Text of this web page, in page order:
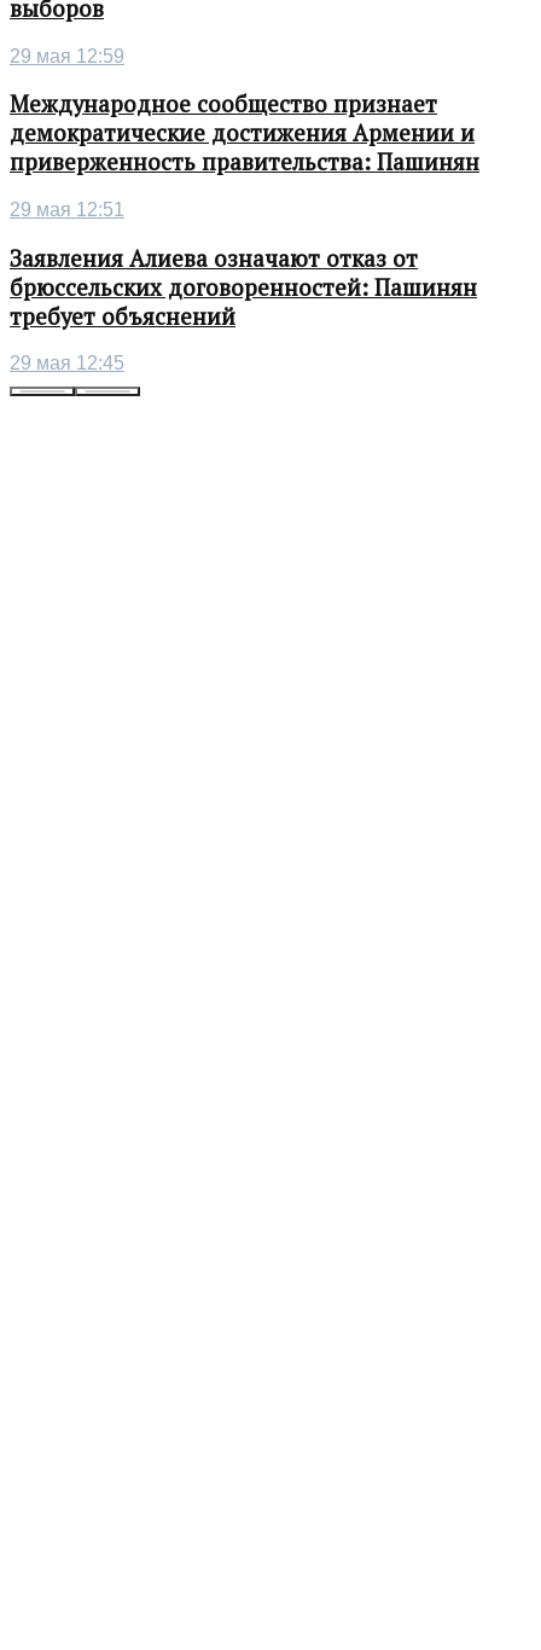
выборов
29 мая 12:59
Международное сообщество признает
демократические достижения Армении и
приверженность правительства: Пашинян
29 мая 12:51
Заявления Алиева означают отказ от
брюссельских договоренностей: Пашинян
требует объяснений
29 мая 12:45